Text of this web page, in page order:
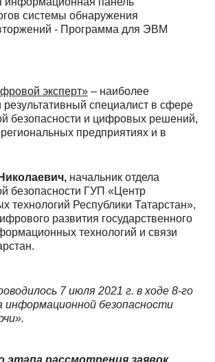
системы обнаружения
- Программа для ЭВМ
эксперт» – наиболее
специалист в сфере
безопасности и цифровых решений,
предприятиях и в
начальник отдела
безопасности ГУП «Центр
технологий Республики Татарстан»,
развития государственного
технологий и связи
7 июля 2021 г. в ходе 8-го
безопасности
этапа рассмотрения заявок